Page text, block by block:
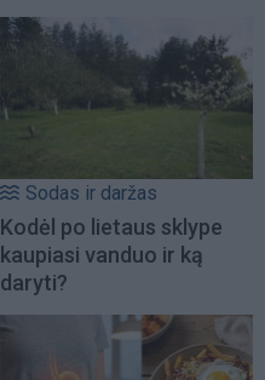
Sodas ir daržas
Kodėl po lietaus sklype
kaupiasi vanduo ir ką
daryti?